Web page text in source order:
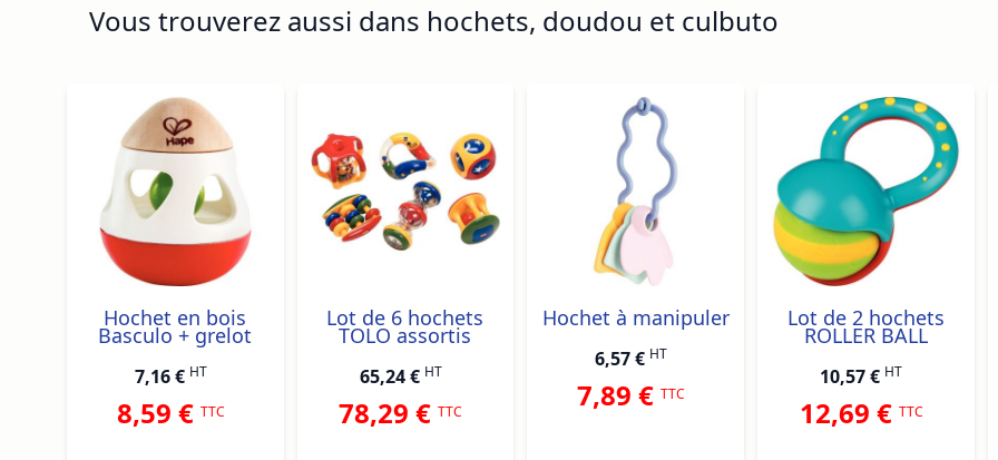
Vous trouverez aussi dans hochets, doudou et culbuto
Navigating through the elements of the carousel is possible using the tab key. You can skip the carousel or
Press to skip carousel
Press to go to carousel navigation
Hochet en bois
Basculo + grelot
7,16 € HT
8,59 € TTC
Lot de 6 hochets
TOLO assortis
65,24 € HT
78,29 €TTC
Hochet à manipuler
6,57 € HT
7,89 €TTC
Lot de 2 hochets
ROLLER BALL
10,57 € HT
12,69 € TTC